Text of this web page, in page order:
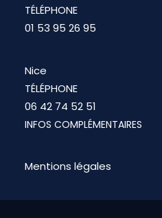
TÉLÉPHONE
01 53 95 26 95
Nice
TÉLÉPHONE
06 42 74 52 51
INFOS COMPLÉMENTAIRES
Mentions légales